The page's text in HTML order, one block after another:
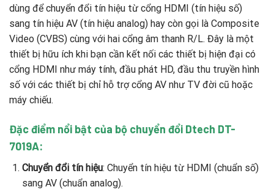
dùng để chuyển đổi tín hiệu từ cổng HDMI (tín hiệu số)
sang tín hiệu AV (tín hiệu analog) hay còn gọi là Composite
Video (CVBS) cùng với hai cổng âm thanh R/L. Đây là một
thiết bị hữu ích khi bạn cần kết nối các thiết bị hiện đại có
cổng HDMI như máy tính, đầu phát HD, đầu thu truyền hình
số với các thiết bị chỉ hỗ trợ cổng AV như TV đời cũ hoặc
máy chiếu.
Đặc điểm nổi bật của bộ chuyển đổi Dtech DT-
7019A:
Chuyển đổi tín hiệu: Chuyển tín hiệu từ HDMI (chuẩn số)
sang AV (chuẩn analog).